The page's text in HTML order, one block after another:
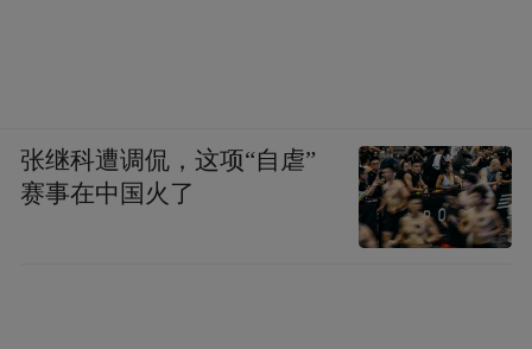
张继科遭调侃，这项“自虐”
赛事在中国火了